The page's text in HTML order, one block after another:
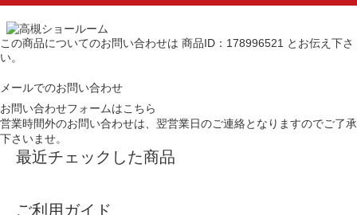
この商品についてのお問い合わせは 商品ID：178996521 とお伝え下さ
い。
メールでのお問い合わせ
お問い合わせフォームはこちら
営業時間外のお問い合わせは、翌営業日のご連絡となりますのでご了承
下さいませ。
最近チェックした商品
ご利用ガイド